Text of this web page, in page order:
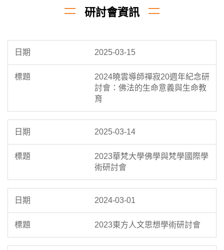
研討會資訊
2025-03-15
2024曉雲導師禪寂20週年紀念研
討會：佛法的生命意義與生命教
育
2025-03-14
2023華梵大學佛學與梵學國際學
術研討會
2024-03-01
2023東方人文思想學術研討會